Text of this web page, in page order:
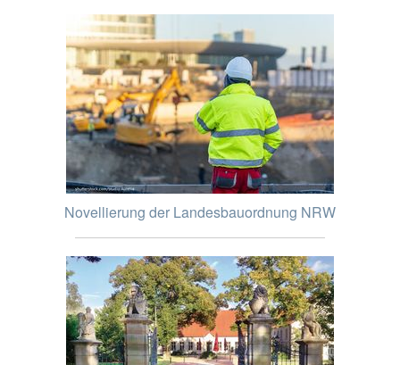
Novellierung der Landesbauordnung NRW